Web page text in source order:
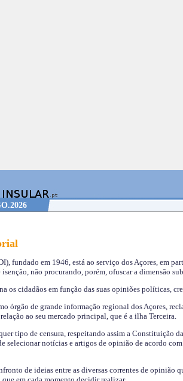
fundado em 1946, está ao serviço dos Açores, em
não procurando, porém, ofuscar a dimensão
os cidadãos em função das suas opiniões políticas,
órgão de grande informação regional dos Açores,
ao seu mercado principal, que é a ilha Terceira.
tipo de censura, respeitando assim a Constituição
selecionar notícias e artigos de opinião de acordo
de ideias entre as diversas correntes de opinião